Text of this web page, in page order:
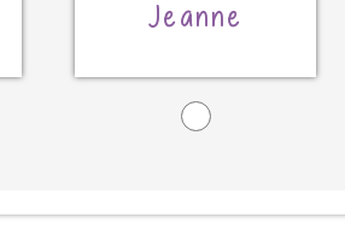
Jeanne